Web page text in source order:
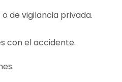
de vigilancia privada.
con el accidente.